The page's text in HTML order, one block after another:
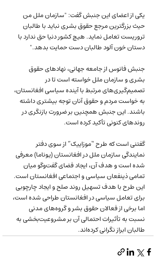
یکی از اعضای این جنبش گفت: "سازمان ملل من
حیث بزرگترین مرجع حقوق بشری نباید با طالبان
تروریست تعامل نماید. هیچ کشور دنیا حق ندارد با
دستان خون آلود طالبان دست حمایت بدهد."
جنبش فانوس از جامعه جهانی، نهادهای حقوق
بشری و سازمان ملل خواسته است تا در
تصمیم‌گیری‌های مرتبط با آینده سیاسی افغانستان،
به خواست مردم و حقوق آنان توجه بیشتری داشته
باشند. این جنبش همچنین بر ضرورت بازنگری در
روندهای کنونی تأکید کرده است.
گفتنی است که طرح “موزاییک” از سوی دفتر
نمایندگی سازمان ملل در افغانستان (یوناما) معرفی
شده است و هدف آن، ایجاد فضای گفت‌وگو میان
تمامی ذینفعان سیاسی و اجتماعی افغانستان است.
این طرح با هدف تسهیل روند صلح و ایجاد چارچوبی
برای تعامل سیاسی در افغانستان طراحی شده است،
اما برخی از فعالان حقوق بشر و گروه‌های مدنی
نسبت به تأثیرات احتمالی آن بر مشروعیت‌بخشی به
طالبان ابراز نگرانی کرده‌اند.